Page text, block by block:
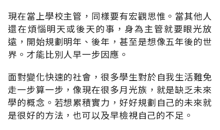
現在當上學校主管，同樣要有宏觀思惟。當其他人
還在煩惱明天或後天的事，身為主管就要眼光放
遠，開始規劃明年、後年，甚至是想像五年後的世
界。才能比別人早一步因應。
面對變化快速的社會，很多學生對於自我生活難免
走一步算一步，像現在很多月光族，就是缺乏未來
學的概念。若想累積實力，好好規劃自己的未來就
是很好的方法，也可以及早檢視自己的不足。